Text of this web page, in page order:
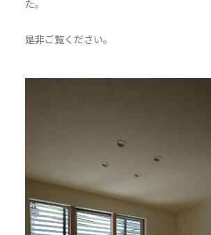
た。
是非ご覧ください。